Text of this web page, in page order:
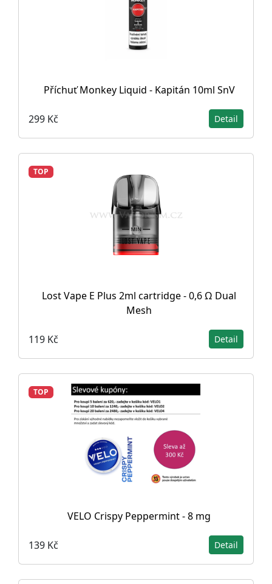
Příchuť Monkey Liquid - Kapitán 10ml SnV
299 Kč Detail
TOP
Lost Vape E Plus 2ml cartridge - 0,6 Ω Dual
Mesh
119 Kč Detail
TOP
VELO Crispy Peppermint - 8 mg
139 Kč Detail